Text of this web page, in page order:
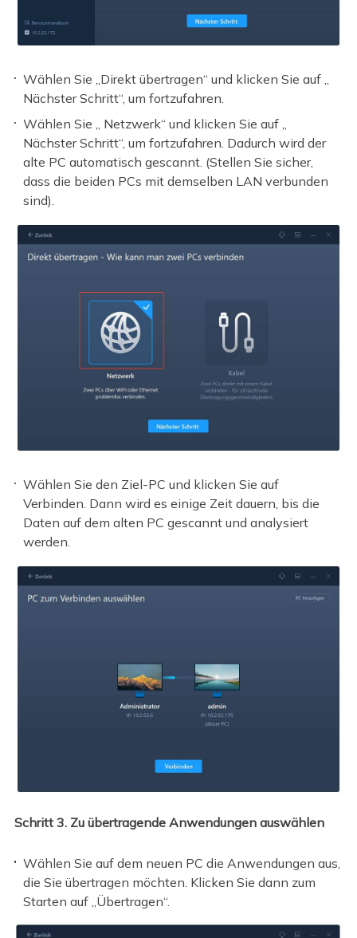
Wählen Sie „Direkt übertragen“ und klicken Sie auf „
Nächster Schritt“, um fortzufahren.
Wählen Sie „ Netzwerk“ und klicken Sie auf „
Nächster Schritt“, um fortzufahren. Dadurch wird der
alte PC automatisch gescannt. (Stellen Sie sicher,
dass die beiden PCs mit demselben LAN verbunden
sind).
Wählen Sie den Ziel-PC und klicken Sie auf
Verbinden. Dann wird es einige Zeit dauern, bis die
Daten auf dem alten PC gescannt und analysiert
werden.
Schritt 3. Zu übertragende Anwendungen auswählen
Wählen Sie auf dem neuen PC die Anwendungen aus,
die Sie übertragen möchten. Klicken Sie dann zum
Starten auf „Übertragen“.